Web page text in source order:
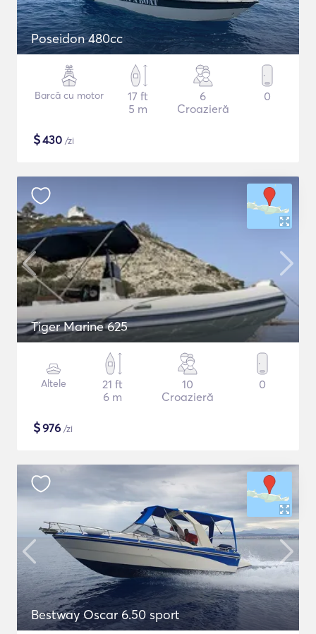
Poseidon 480cc
Barcă cu motor
17 ft
5 m
6
Croazieră
0
$430 /zi
Tiger Marine 625
Altele
21 ft
6 m
10
Croazieră
0
$976 /zi
Bestway Oscar 6.50 sport